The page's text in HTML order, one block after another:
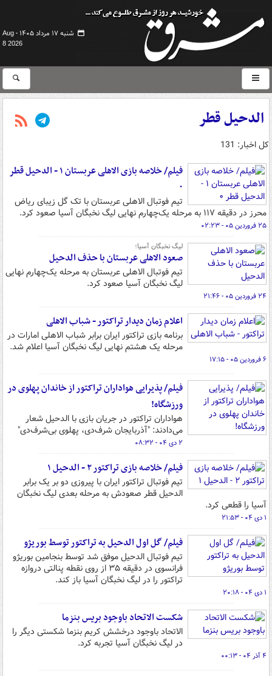
شنبه ۱۷ مرداد ۱۴۰۵ -
Aug
8 2026
الدحیل قطر
کل اخبار: 131
فیلم/ خلاصه بازی الاهلی عربستان ۱ - الدحیل قطر
۰
تیم‌ فوتبال الاهلی عربستان با تک گل زیبای ریاض
محرز در دقیقه ۱۱۷ به مرحله یک‌چهارم نهایی لیگ نخبگان آسیا صعود کرد.
۲۵ فروردین ۰۵ - ۰۲:۲۳
لیگ نخبگان آسیا؛
صعود الاهلی عربستان با حذف الدحیل
تیم فوتبال الاهلی عربستان به مرحله یک‌چهارم نهایی
لیگ نخبگان آسیا صعود کرد.
۲۴ فروردین ۰۵ - ۲۱:۴۶
اعلام زمان دیدار تراکتور - شباب الاهلی
برنامه بازی تراکتور ایران برابر شباب الاهلی امارات در
مرحله یک‌ هشتم نهایی لیگ نخبگان آسیا اعلام شد.
۶ فروردین ۰۵ - ۱۷:۱۵
فیلم/ پذیرایی هواداران تراکتور از خاندان پهلوی در
ورزشگاه!
هواداران تراکتور در جریان بازی با الدحیل شعار
می‌دادند: "آذربایجان شرف‌دی، پهلوی بی‌شرف‌دی"
۲ دی ۰۴ - ۰۸:۳۲
فیلم/ خلاصه بازی تراکتور ۲ - الدحیل ۱
تیم فوتبال تراکتور ایران با پیروزی دو بر یک برابر
الدحیل قطر صعودش به مرحله بعدی لیگ نخبگان
آسیا را قطعی کرد.
۱ دی ۰۴ - ۲۱:۵۳
فیلم/ گل اول الدحیل به تراکتور توسط بوریژو
تیم فوتبال الدحیل موفق شد توسط بنجامین بوریژو
فرانسوی در دقیقه ۳۵ از روی نقطه پنالتی دروازه
تراکتور را در لیگ نخبگان آسیا باز کند.
۱ دی ۰۴ - ۲۰:۱۸
شکست الاتحاد باوجود بریس بنزما
الاتحاد باوجود درخشش کریم بنزما شکستی دیگر را
در لیگ نخبگان آسیا تجربه کرد.
۴ آذر ۰۴ - ۰۰:۱۳